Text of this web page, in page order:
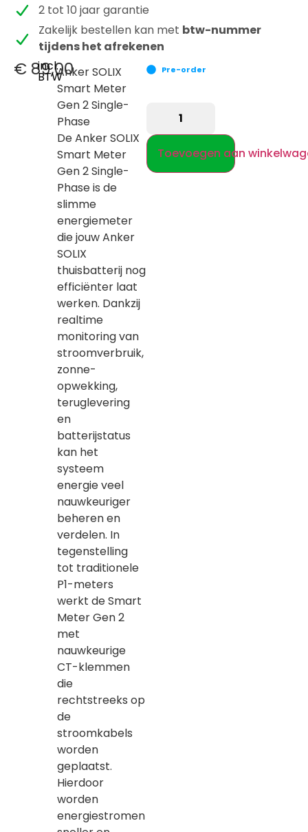
2 tot 10 jaar garantie
Zakelijk bestellen kan met btw-nummer
tijdens het afrekenen
€ 89,00
incl.
BTWAnker SOLIX
Smart Meter
Gen 2 Single-
Phase
De Anker SOLIX
Smart Meter
Gen 2 Single-
Phase is de
slimme
energiemeter
die jouw Anker
SOLIX
thuisbatterij nog
efficiënter laat
werken. Dankzij
realtime
monitoring van
stroomverbruik,
zonne-
opwekking,
teruglevering
en
batterijstatus
kan het
systeem
energie veel
nauwkeuriger
beheren en
verdelen. In
tegenstelling
tot traditionele
P1-meters
werkt de Smart
Meter Gen 2
met
nauwkeurige
CT-klemmen
die
rechtstreeks op
de
stroomkabels
worden
geplaatst.
Hierdoor
worden
energiestromen
Pre-order
Toevoegen aan